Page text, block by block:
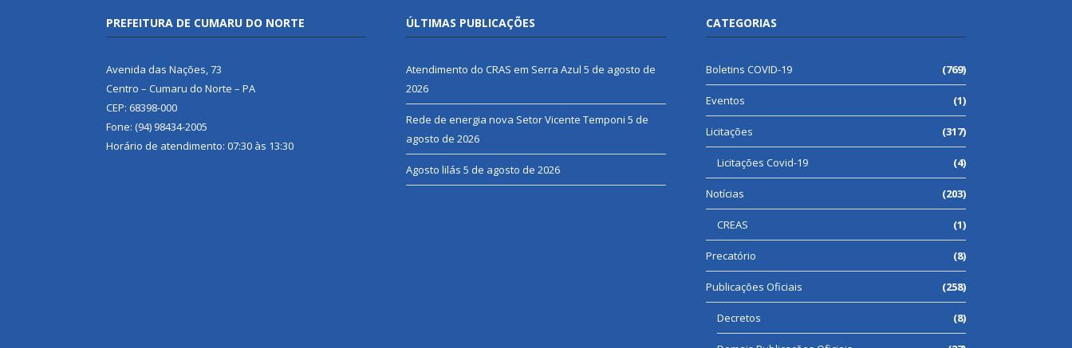
PREFEITURA DE CUMARU DO NORTE
Avenida das Nações, 73
Centro – Cumaru do Norte – PA
CEP: 68398-000
Fone: (94) 98434-2005
Horário de atendimento: 07:30 às 13:30
ÚLTIMAS PUBLICAÇÕES
Atendimento do CRAS em Serra Azul 5 de agosto de
2026
Rede de energia nova Setor Vicente Temponi 5 de
agosto de 2026
Agosto lilás 5 de agosto de 2026
CATEGORIAS
Boletins COVID-19 (769)
Eventos (1)
Licitações (317)
Licitações Covid-19 (4)
Notícias (203)
CREAS (1)
Precatório (8)
Publicações Oficiais (258)
Decretos (8)